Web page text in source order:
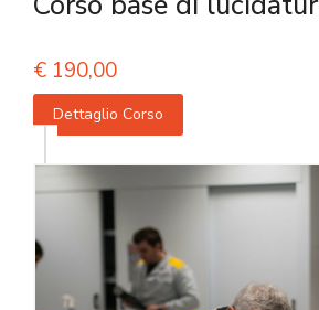
€ 190,00
Dettaglio Corso